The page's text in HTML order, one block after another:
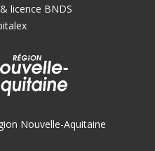
licence BNDS
Nouvelle-Aquitaine